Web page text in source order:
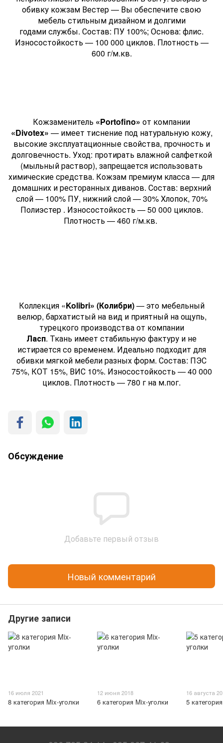
обивку кожзам Вестер — Вы обеспечите свою
мебель стильным дизайном и долгими
годами службы. Состав: ПУ 100%; Основа: флис.
Износостойкость — 100 000 циклов. Плотность —
600 г/м.кв.
Кожзаменитель «Portofino» от компании
«Divotex» — имеет тиснение под натуральную кожу,
высокие эксплуатационные свойства, прочность и
долговечность. Уход: протирать влажной салфеткой
(мыльный раствор), запрещается использовать
химические средства. Кожзам премиум класса — для
домашних и ресторанных диванов. Состав: верхний
слой — 100% ПУ, нижний слой — 30% Хлопок, 70%
Полиэстер . Износостойкость — 50 000 циклов.
Плотность — 460 г/м.кв.
Коллекция «Kolibri» (Колибри)— это мебельный
велюр, бархатистый на вид и приятный на ощупь,
турецкого производства от компании
Ласп. Ткань имеет стабильную фактуру и не
истирается со временем. Идеально подходит для
обивки мягкой мебели разных форм. Состав: ПЭС
75%, КОТ 15%, ВИС 10%. Износостойкость — 40 000
циклов. Плотность — 780 г на м.пог.
Обсуждение
Добавьте первый отзыв
Новый комментарий
Другие записи
16 июля 2021
8 категория Mix-уголки
12 июня 2018
6 категория Mix-уголки
16 августа
5